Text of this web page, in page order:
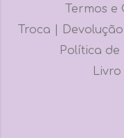
Termos e
Troca |
Política de